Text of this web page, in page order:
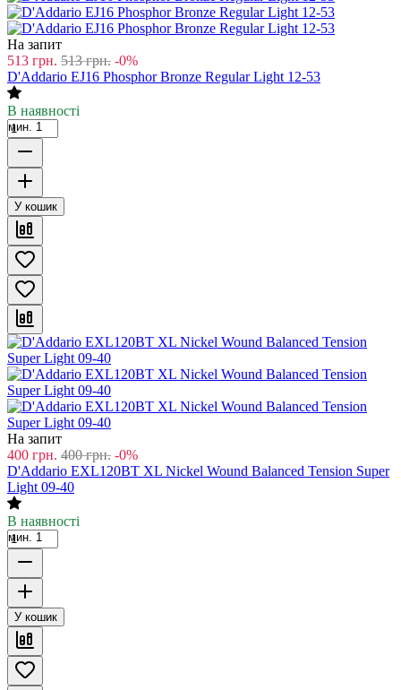
На запит
513 грн. 513 грн. -0%
D'Addario EJ16 Phosphor Bronze Regular Light 12-53
В наявності
мин. 1
У кошик
На запит
400 грн. 400 грн. -0%
D'Addario EXL120BT XL Nickel Wound Balanced Tension Super
Light 09-40
В наявності
мин. 1
У кошик